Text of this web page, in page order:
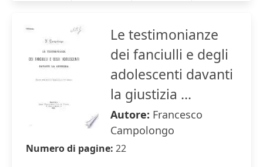
Le testimonianze
dei fanciulli e degli
adolescenti davanti
la giustizia ...
Autore: Francesco
Campolongo
Numero di pagine: 22